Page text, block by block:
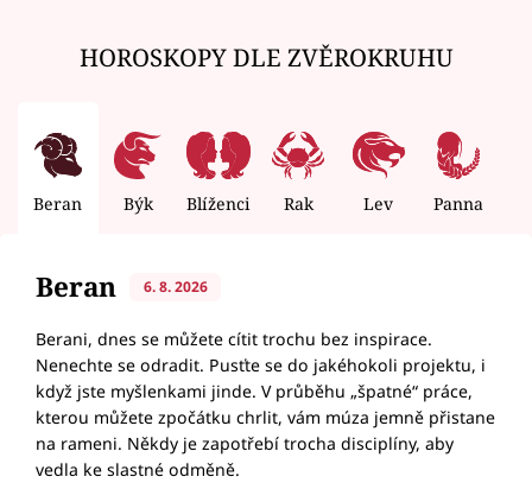
HOROSKOPY DLE ZVĚROKRUHU
Beran Býk Blíženci Rak Lev Panna
Beran 6. 8. 2026
Berani, dnes se můžete cítit trochu bez inspirace.
Nenechte se odradit. Pusťte se do jakéhokoli projektu, i
když jste myšlenkami jinde. V průběhu „špatné“ práce,
kterou můžete zpočátku chrlit, vám múza jemně přistane
na rameni. Někdy je zapotřebí trocha disciplíny, aby
vedla ke slastné odměně.